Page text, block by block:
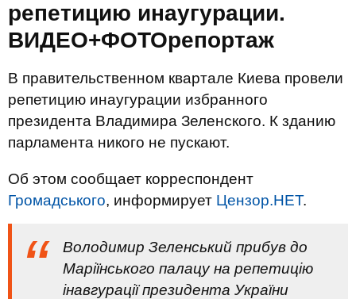
репетицию инаугурации.
ВИДЕО+ФОТОрепортаж
В правительственном квартале Киева провели
репетицию инаугурации избранного
президента Владимира Зеленского. К зданию
парламента никого не пускают.
Об этом сообщает корреспондент
Громадського, информирует Цензор.НЕТ.
Володимир Зеленський прибув до
Маріїнського палацу на репетицію
інавгурації президента України